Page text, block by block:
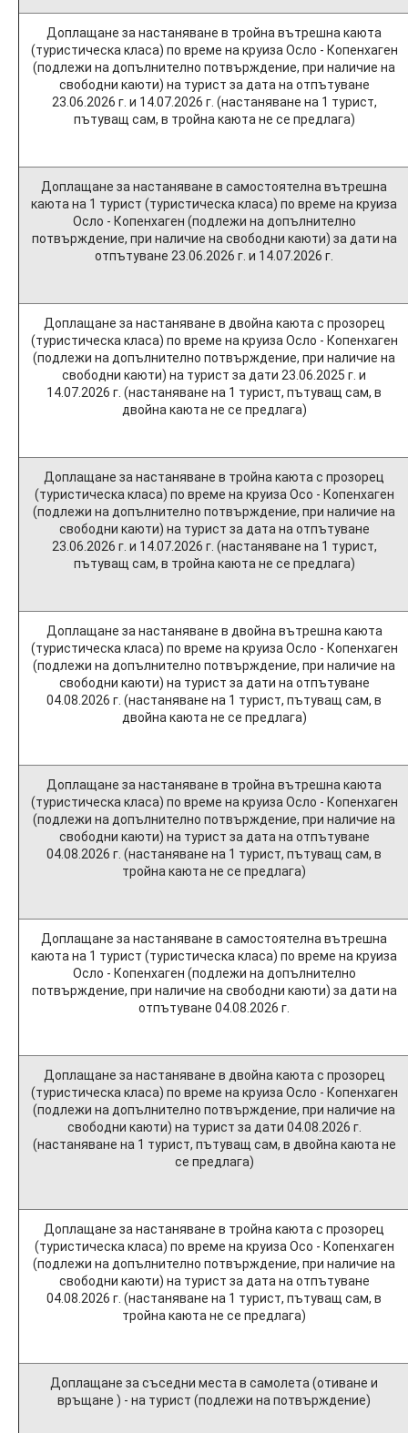
Доплащане за настаняване в тройна вътрешна каюта
(туристическа класа) по време на круиза Осло - Копенхаген
(подлежи на допълнително потвърждение, при наличие на
свободни каюти) на турист за дата на отпътуване
23.06.2026 г. и 14.07.2026 г. (настаняване на 1 турист,
пътуващ сам, в тройна каюта не се предлага)
Доплащане за настаняване в самостоятелна вътрешна
каюта на 1 турист (туристическа класа) по време на круиза
Осло - Копенхаген (подлежи на допълнително
потвърждение, при наличие на свободни каюти) за дати на
отпътуване 23.06.2026 г. и 14.07.2026 г.
Доплащане за настаняване в двойна каюта с прозорец
(туристическа класа) по време на круиза Осло - Копенхаген
(подлежи на допълнително потвърждение, при наличие на
свободни каюти) на турист за дати 23.06.2025 г. и
14.07.2026 г. (настаняване на 1 турист, пътуващ сам, в
двойна каюта не се предлага)
Доплащане за настаняване в тройна каюта с прозорец
(туристическа класа) по време на круиза Осо - Копенхаген
(подлежи на допълнително потвърждение, при наличие на
свободни каюти) на турист за дата на отпътуване
23.06.2026 г. и 14.07.2026 г. (настаняване на 1 турист,
пътуващ сам, в тройна каюта не се предлага)
Доплащане за настаняване в двойна вътрешна каюта
(туристическа класа) по време на круиза Осло - Копенхаген
(подлежи на допълнително потвърждение, при наличие на
свободни каюти) на турист за дати на отпътуване
04.08.2026 г. (настаняване на 1 турист, пътуващ сам, в
двойна каюта не се предлага)
Доплащане за настаняване в тройна вътрешна каюта
(туристическа класа) по време на круиза Осло - Копенхаген
(подлежи на допълнително потвърждение, при наличие на
свободни каюти) на турист за дата на отпътуване
04.08.2026 г. (настаняване на 1 турист, пътуващ сам, в
тройна каюта не се предлага)
Доплащане за настаняване в самостоятелна вътрешна
каюта на 1 турист (туристическа класа) по време на круиза
Осло - Копенхаген (подлежи на допълнително
потвърждение, при наличие на свободни каюти) за дати на
отпътуване 04.08.2026 г.
Доплащане за настаняване в двойна каюта с прозорец
(туристическа класа) по време на круиза Осло - Копенхаген
(подлежи на допълнително потвърждение, при наличие на
свободни каюти) на турист за дати 04.08.2026 г.
(настаняване на 1 турист, пътуващ сам, в двойна каюта не
се предлага)
Доплащане за настаняване в тройна каюта с прозорец
(туристическа класа) по време на круиза Осо - Копенхаген
(подлежи на допълнително потвърждение, при наличие на
свободни каюти) на турист за дата на отпътуване
04.08.2026 г. (настаняване на 1 турист, пътуващ сам, в
тройна каюта не се предлага)
Доплащане за съседни места в самолета (отиване и
връщане ) - на турист (подлежи на потвърждение)